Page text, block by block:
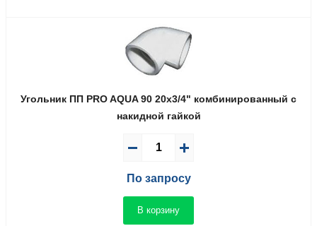
Угольник ПП PRO AQUA 90 20x3/4" комбинированный с
накидной гайкой
По запросу
В корзину